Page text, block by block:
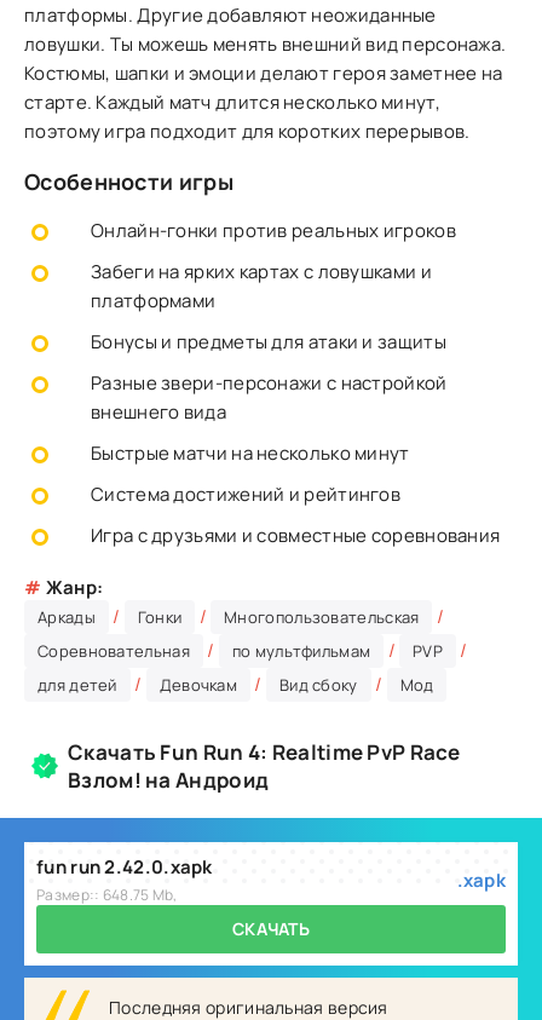
платформы. Другие добавляют неожиданные
ловушки. Ты можешь менять внешний вид персонажа.
Костюмы, шапки и эмоции делают героя заметнее на
старте. Каждый матч длится несколько минут,
поэтому игра подходит для коротких перерывов.
Особенности игры
Онлайн-гонки против реальных игроков
Забеги на ярких картах с ловушками и
платформами
Бонусы и предметы для атаки и защиты
Разные звери-персонажи с настройкой
внешнего вида
Быстрые матчи на несколько минут
Система достижений и рейтингов
Игра с друзьями и совместные соревнования
# Жанр:
Аркады / Гонки / Многопользовательская /
Соревновательная / по мультфильмам / PVP /
для детей / Девочкам / Вид сбоку / Мод
Скачать Fun Run 4: Realtime PvP Race
Взлом! на Андроид
fun run 2.42.0.xapk
Размер:: 648.75 Mb,
.xapk
СКАЧАТЬ
Последняя оригинальная версия